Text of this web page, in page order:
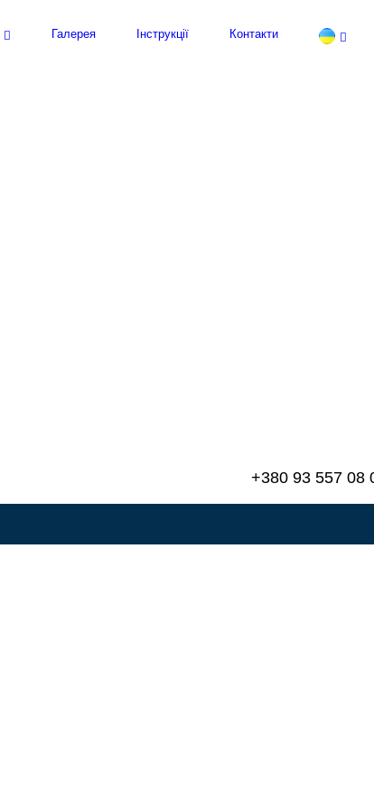
Галерея Інструкції Контакти
+380 93 557 08